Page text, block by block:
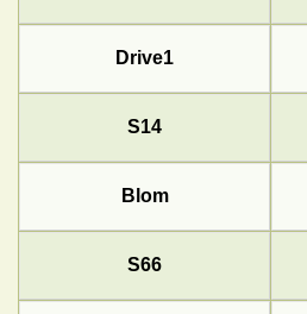
Drive1
S14
Blom
S66